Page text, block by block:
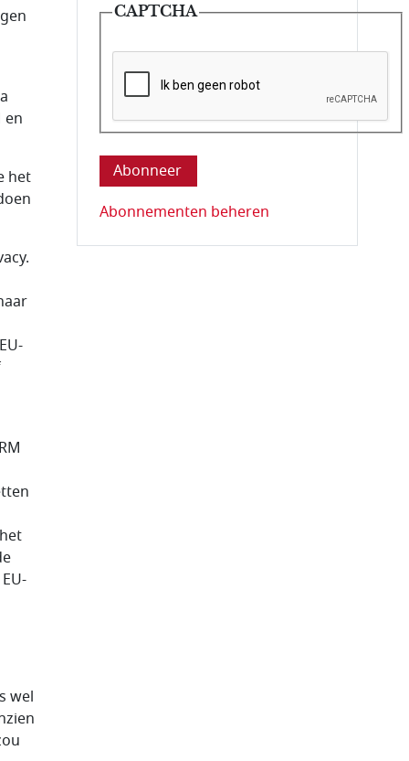
en
het
wel
CAPTCHA
Deze vraag is om te controleren dat u
Abonnementen beheren